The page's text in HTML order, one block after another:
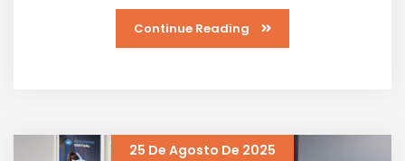
Continue Reading
25 De Agosto De 2025